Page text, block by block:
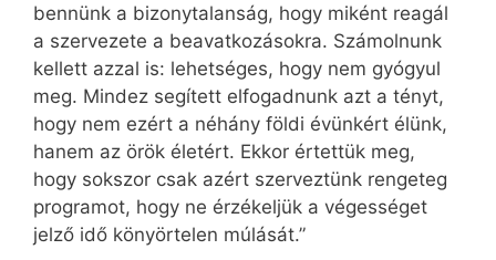
bennünk a bizonytalanság, hogy miként reagál
a szervezete a beavatkozásokra. Számolnunk
kellett azzal is: lehetséges, hogy nem gyógyul
meg. Mindez segített elfogadnunk azt a tényt,
hogy nem ezért a néhány földi évünkért élünk,
hanem az örök életért. Ekkor értettük meg,
hogy sokszor csak azért szerveztünk rengeteg
programot, hogy ne érzékeljük a végességet
jelző idő könyörtelen múlását.”